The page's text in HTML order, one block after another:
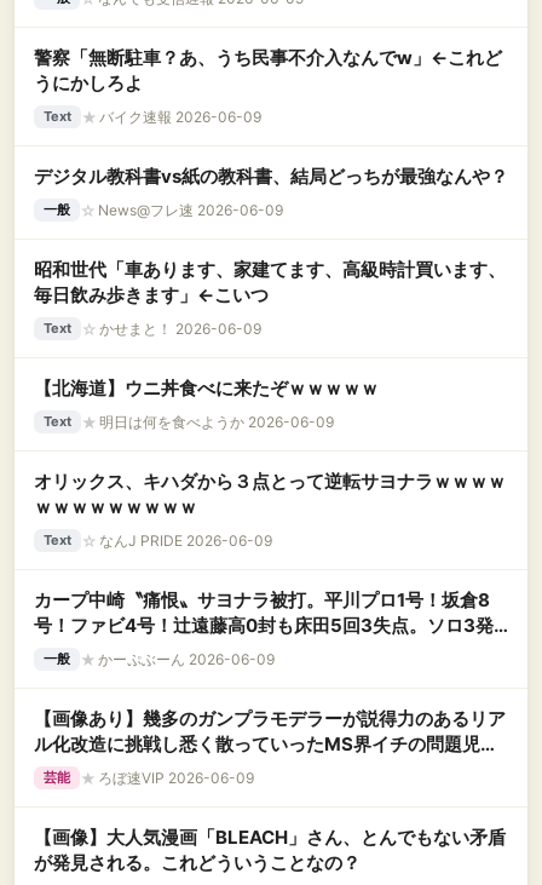
警察「無断駐車？あ、うち民事不介入なんでw」←これど
うにかしろよ
Text ★ バイク速報 2026-06-09
デジタル教科書vs紙の教科書、結局どっちが最強なんや？
一般 ☆ News@フレ速 2026-06-09
昭和世代「車あります、家建てます、高級時計買います、
毎日飲み歩きます」←こいつ
Text ☆ かせまと！ 2026-06-09
【北海道】ウニ丼食べに来たぞｗｗｗｗｗ
Text ★ 明日は何を食べようか 2026-06-09
オリックス、キハダから３点とって逆転サヨナラｗｗｗｗ
ｗｗｗｗｗｗｗｗｗ
Text ☆ なんJ PRIDE 2026-06-09
カープ中崎〝痛恨〟サヨナラ被打。平川プロ1号！坂倉8
号！ファビ4号！辻遠藤高0封も床田5回3失点。ソロ3発
で3点リードも逆転負け【広島3-4x西武/試合結果】
一般 ★ かーぷぶーん 2026-06-09
【画像あり】幾多のガンプラモデラーが説得力のあるリア
ル化改造に挑戦し悉く散っていったMS界イチの問題児が
こちらｗｗｗｗ
芸能 ★ ろぼ速VIP 2026-06-09
【画像】大人気漫画「BLEACH」さん、とんでもない矛盾
が発見される。これどういうことなの？